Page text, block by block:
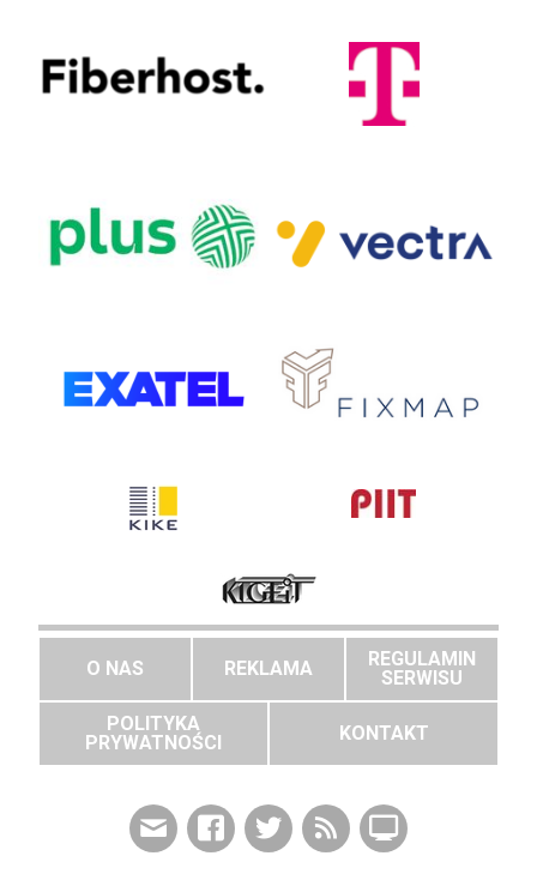
O NAS REKLAMA
REGULAMIN
SERWISU
POLITYKA
PRYWATNOŚCI
KONTAKT